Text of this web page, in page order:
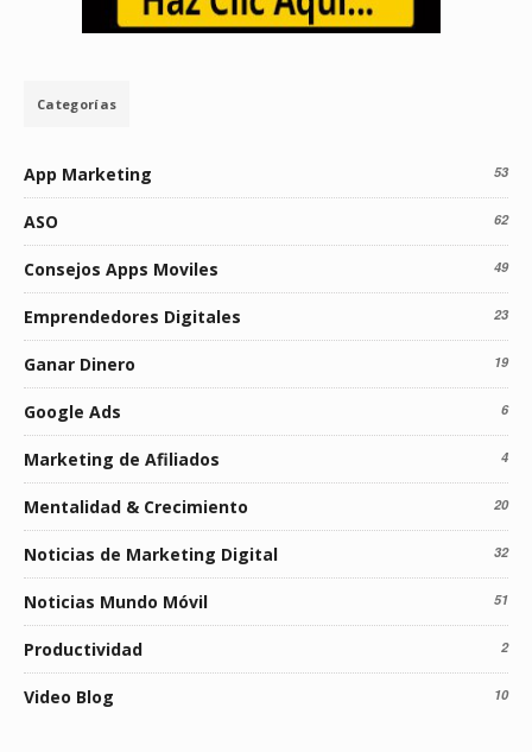
Categorías
App Marketing 53
ASO 62
Consejos Apps Moviles 49
Emprendedores Digitales 23
Ganar Dinero 19
Google Ads 6
Marketing de Afiliados 4
Mentalidad & Crecimiento 20
Noticias de Marketing Digital 32
Noticias Mundo Móvil 51
Productividad 2
Video Blog 10